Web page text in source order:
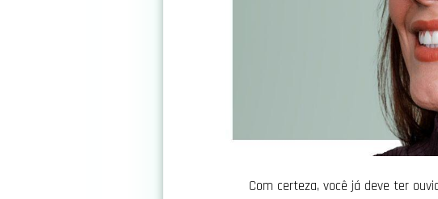
Com certeza, você já deve ter